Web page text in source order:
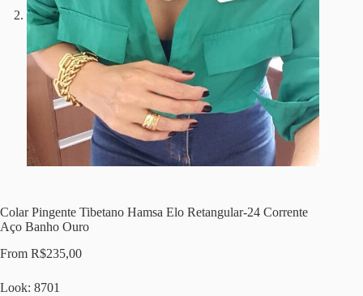
Colar Pingente Tibetano Hamsa Elo Retangular-24 Corrente
Aço Banho Ouro
From R$235,00
Look: 8701